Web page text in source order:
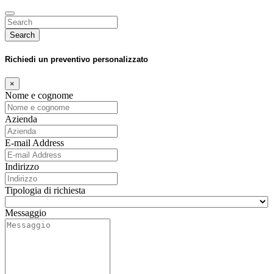
Search
Richiedi un preventivo personalizzato
×
Nome e cognome
Azienda
E-mail Address
Indirizzo
Tipologia di richiesta
Messaggio